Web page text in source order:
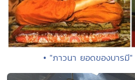
• "ภาวนา ยอดของบารมี